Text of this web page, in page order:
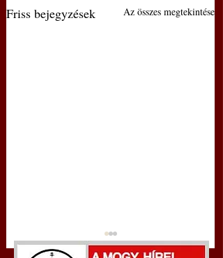
Friss bejegyzések Az összes megtekintése